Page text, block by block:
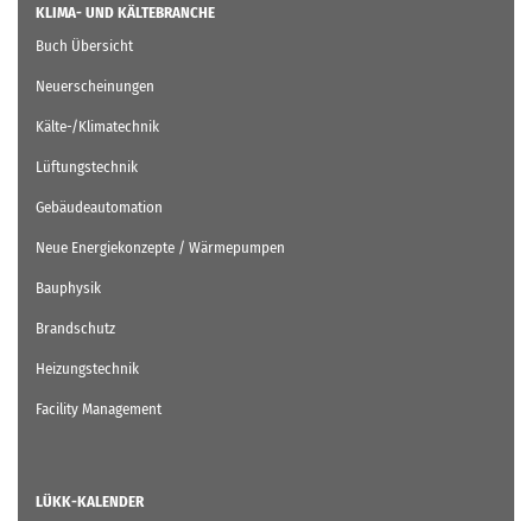
KLIMA- UND KÄLTEBRANCHE
Buch Übersicht
Neuerscheinungen
Kälte-/Klimatechnik
Lüftungstechnik
Gebäudeautomation
Neue Energiekonzepte / Wärmepumpen
Bauphysik
Brandschutz
Heizungstechnik
Facility Management
LÜKK-KALENDER